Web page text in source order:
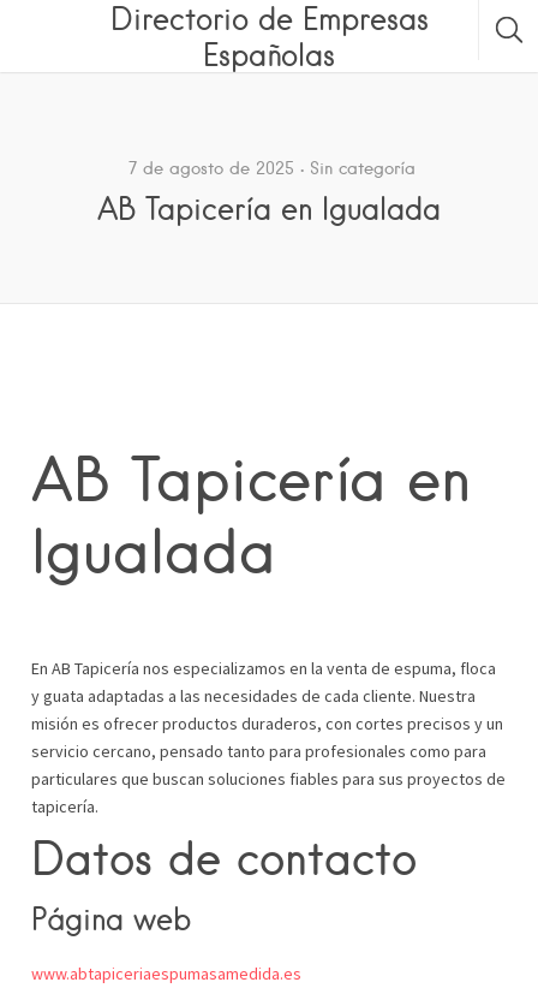
Directorio de Empresas
Españolas
7 de agosto de 2025 Sin categoría
AB Tapicería en Igualada
AB Tapicería en
Igualada
En AB Tapicería nos especializamos en la venta de espuma, floca
y guata adaptadas a las necesidades de cada cliente. Nuestra
misión es ofrecer productos duraderos, con cortes precisos y un
servicio cercano, pensado tanto para profesionales como para
particulares que buscan soluciones fiables para sus proyectos de
tapicería.
Datos de contacto
Página web
www.abtapiceriaespumasamedida.es